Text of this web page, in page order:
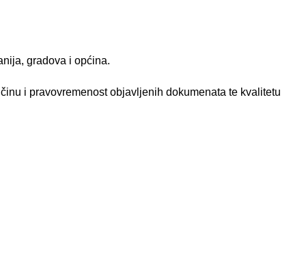
gradova i općina.
i pravovremenost objavljenih dokumenata te kvalitetu